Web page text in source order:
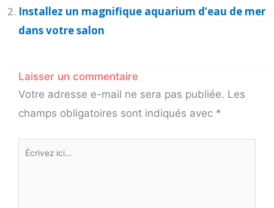
Installez un magnifique aquarium d’eau de mer
dans votre salon
Laisser un commentaire
Votre adresse e-mail ne sera pas publiée. Les
champs obligatoires sont indiqués avec *
Écrivez